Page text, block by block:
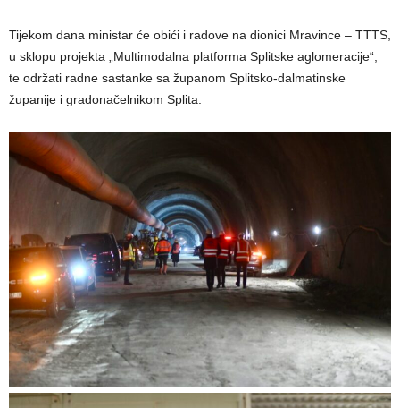
Tijekom dana ministar će obići i radove na dionici Mravince – TTTS,
u sklopu projekta „Multimodalna platforma Splitske aglomeracije“,
te održati radne sastanke sa županom Splitsko-dalmatinske
županije i gradonačelnikom Splita.